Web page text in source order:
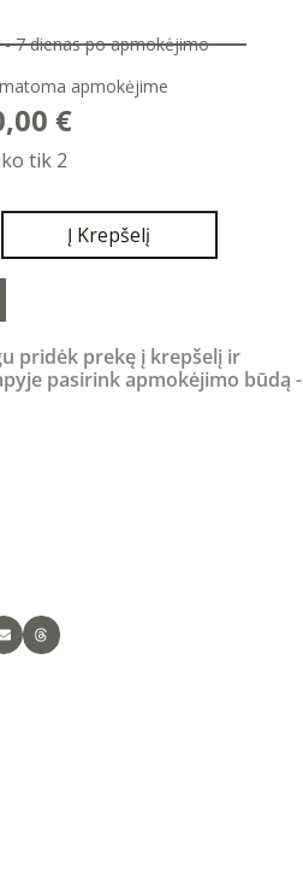
7 dienas po apmokėjimo
apmokėjime
€.
€Current
300,00 €.
tik 2
Į Krepšelį
pridėk prekę į krepšelį ir
pasirink apmokėjimo būdą -